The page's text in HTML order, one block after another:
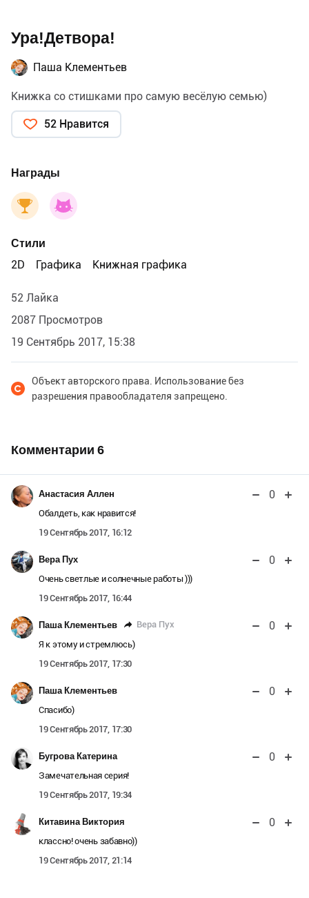
Ура!Детвора!
Паша Клементьев
Книжка со стишками про самую весёлую семью)
52 Нравится
Награды
Стили
2D
Графика Книжная графика
52 Лайка
2087 Просмотров
19 Сентябрь 2017, 15:38
Объект авторского права. Использование без
разрешения правообладателя запрещено.
Комментарии 6
Анастасия Аллен 0
Обалдеть, как нравится!
19 Сентябрь 2017, 16:12
Вера Пух 0
Очень светлые и солнечные работы )))
19 Сентябрь 2017, 16:44
Паша Клементьев Вера Пух 0
Я к этому и стремлюсь)
19 Сентябрь 2017, 17:30
Паша Клементьев 0
Спасибо)
19 Сентябрь 2017, 17:30
Бугрова Катерина 0
Замечательная серия!
19 Сентябрь 2017, 19:34
Китавина Виктория 0
классно! очень забавно))
19 Сентябрь 2017, 21:14